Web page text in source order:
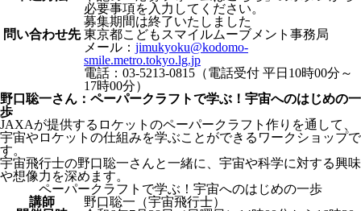
必要事項を入力してください。
募集期間は終了いたしました
問い合わせ先 東京都こどもスマイルムーブメント事務局
メール： jimukyoku@kodomo-
smile.metro.tokyo.lg.jp
電話：03-5213-0815（電話受付 平日10時00分～
17時00分）
野口聡一さん：ペーパークラフトで学ぶ！宇宙へのはじめの一
歩
JAXAが提供するロケットのペーパークラフト作りを通して、
宇宙やロケットの仕組みを学ぶことができるワークショップで
す。
宇宙飛行士の野口聡一さんと一緒に、宇宙や科学に対する興味
や想像力を深めます。
ペーパークラフトで学ぶ！宇宙へのはじめの一歩
講師
野口聡一（宇宙飛行士）